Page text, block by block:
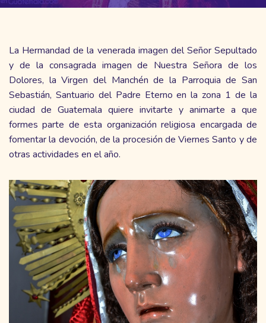
La Hermandad de la venerada imagen del Señor Sepultado
y de la consagrada imagen de Nuestra Señora de los
Dolores, la Virgen del Manchén de la Parroquia de San
Sebastián, Santuario del Padre Eterno en la zona 1 de la
ciudad de Guatemala quiere invitarte y animarte a que
formes parte de esta organización religiosa encargada de
fomentar la devoción, de la procesión de Viernes Santo y de
otras actividades en el año.